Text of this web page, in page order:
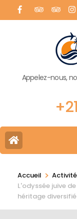
Appelez-nous,
Accueil >
L'odyssée juive
héritage diversifié